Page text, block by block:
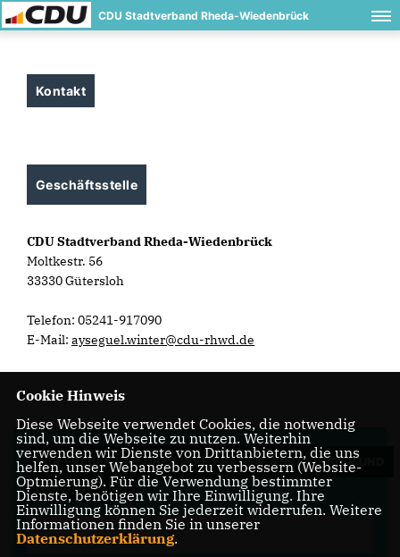
CDU Stadtverband Rheda-Wiedenbrück
Kontakt
Geschäftsstelle
CDU Stadtverband Rheda-Wiedenbrück
Moltkestr. 56
33330 Gütersloh
Telefon: 05241-917090
E-Mail: ayseguel.winter@cdu-rhwd.de
WIR FREUEN UNS ÜBER IHRE FRAGEN, ANREGUNGEN UND
KOMMENTARE.
Cookie Hinweis
Diese Webseite verwendet Cookies, die notwendig
sind, um die Webseite zu nutzen. Weiterhin
verwenden wir Dienste von Drittanbietern, die uns
helfen, unser Webangebot zu verbessern (Website-
Optmierung). Für die Verwendung bestimmter
Dienste, benötigen wir Ihre Einwilligung. Ihre
Einwilligung können Sie jederzeit widerrufen. Weitere
Informationen finden Sie in unserer
Datenschutzerklärung.